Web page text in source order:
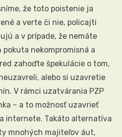
že toto poistenie ja
a verte či nie, policajti
a v prípade, že nemáte
nekompromisná a
zahoďte špekulácie o tom,
alebo si uzavretie
V rámci uzatvárania PZP
– a to možnosť uzavrieť
internete. Takáto alternatíva
mnohých majiteľov áut,